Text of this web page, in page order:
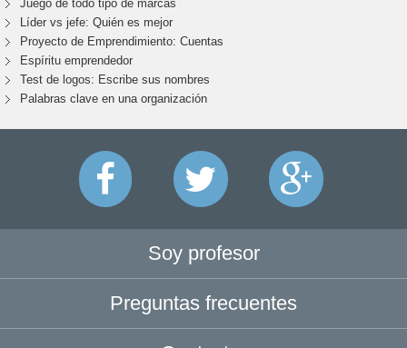
Juego de todo tipo de marcas
Líder vs jefe: Quién es mejor
Proyecto de Emprendimiento: Cuentas
Espíritu emprendedor
Test de logos: Escribe sus nombres
Palabras clave en una organización
Soy profesor
Preguntas frecuentes